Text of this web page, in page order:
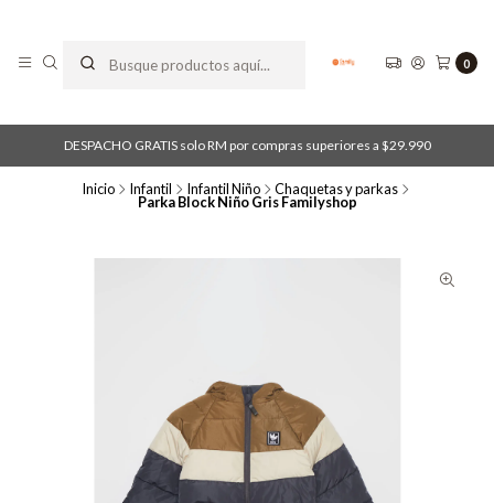
0
DESPACHO GRATIS solo RM por compras superiores a $29.990
Inicio Infantil Infantil Niño Chaquetas y parkas
Parka Block Niño Gris Familyshop